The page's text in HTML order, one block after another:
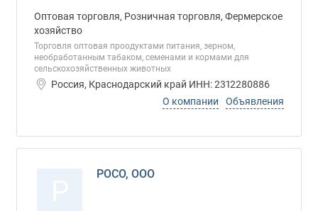
Оптовая торговля, Розничная торговля, Фермерское
хозяйство
Торговля оптовая проодуктами питания, зерном,
необработанным табаком, семенами и кормами для
сельскохозяйственных животных
Россия, Краснодарский край ИНН: 2312280886
О компании
Объявления
РОСО, ООО